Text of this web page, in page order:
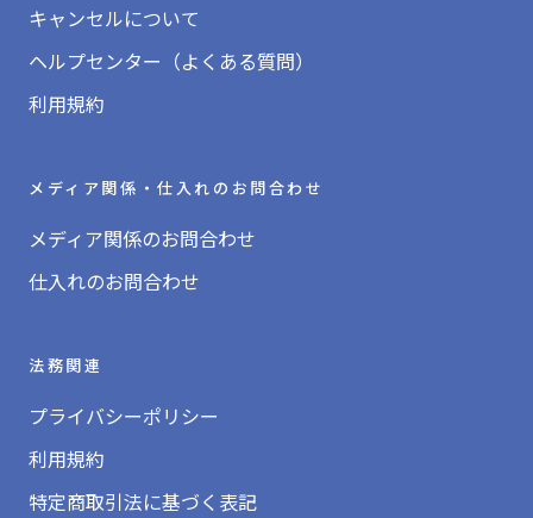
キャンセルについて
ヘルプセンター（よくある質問）
利用規約
メディア関係・仕入れのお問合わせ
メディア関係のお問合わせ
仕入れのお問合わせ
法務関連
プライバシーポリシー
利用規約
特定商取引法に基づく表記